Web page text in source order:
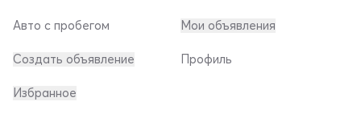
Авто с пробегом
Создать объявление
Мои объявления
Профиль
Избранное